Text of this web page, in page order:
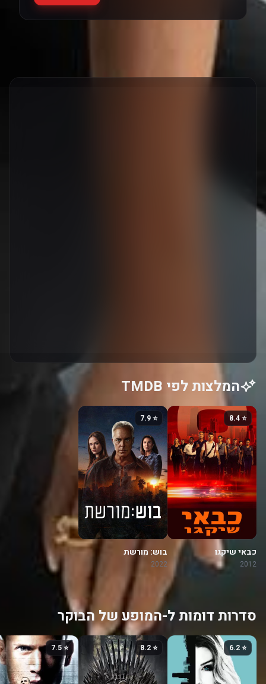
המלצות לפי TMDB
⭐ 8.4
כבאי שיקגו
2012
⭐ 7.9
בוש: מורשת
2022
סדרות דומות ל-המופע של הבוקר
⭐ 6.2
⭐ 8.2
⭐ 7.5